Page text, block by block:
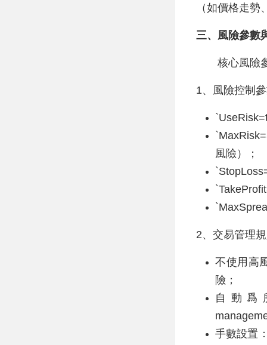
（如價格走
三、風險參數
核心風險
1、風險控制
風險）；
2、交易管理
不使用高
險；
自動爲
手數設置